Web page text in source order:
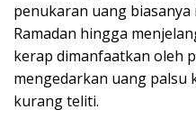
penukaran uang
Ramadan hingga
kerap dimanfaatkan oleh
mengedarkan uang palsu
kurang teliti.